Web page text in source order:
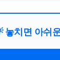
놓치면 아쉬